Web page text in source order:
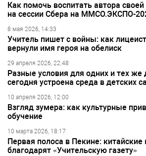
Как помочь воспитать автора
на сессии Сбера на ММСО.ЭКСПО-
8 мая 2026, 14:33
Учитель пишет с войны: как
вернули имя героя на обелиск
29 апреля 2026, 22:48
Разные условия для одних и тех же
сегодня устроена среда в детских
10 апреля 2026, 12:00
Взгляд зумера: как культурные
обучение
10 марта 2026, 18:17
Первая полоса в Пекине: китайские
благодарят «Учительскую газету»